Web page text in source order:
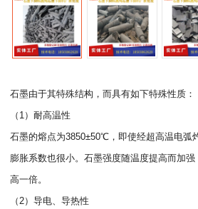
石墨由于其特殊结构，而具有如下特殊性质：
（1）耐高温性
石墨的熔点为3850±50℃，即使经超高温电弧
膨胀系数也很小。石墨强度随温度提高而加
高一倍。
（2）导电、导热性